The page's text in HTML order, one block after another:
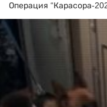
Операция “Карасора-